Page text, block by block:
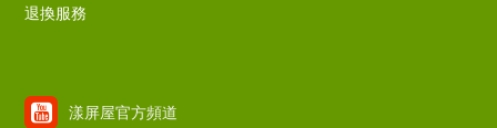
退換服務
漾屏屋官方頻道